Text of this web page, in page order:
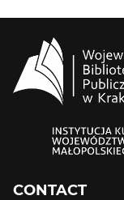
CONTACT